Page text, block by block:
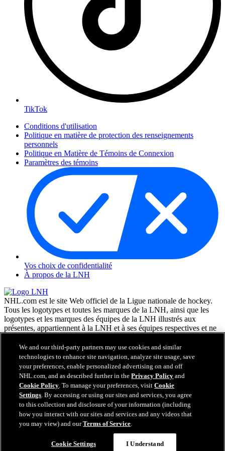
TikTok
Conditions d'utilisation
Politique en matière de protection des renseignements
personnels
Politique en Matière de Témoins de Connexion
Paramètres des témoins
Vos choix de confidentialité
À propos de la LNH
NHL.com est le site Web officiel de la Ligue nationale de hockey.
Tous les logotypes et toutes les marques de la LNH, ainsi que les
logotypes et les marques des équipes de la LNH illustrés aux
présentes, appartiennent à la LNH et à ses équipes respectives et ne
Enterprises, L.P. © LNH 2026. Tous droits réservés. Tous les
chandails d'équipe de la LNH personnalisés avec les noms des
joueurs de la LNH et leurs numéros sont officiellement sous license
de la LNH et de l'AJLNH. Le mot servant de marque Zamboni et la
configuration de la surfaceuse Zamboni sont des marques de
commerce déposées de Frank J. Zamboni & Co., Inc. © Frank J.
Zamboni & Co., Inc. 2026. Tous droits réservés. Toute autre marque
déposée ou tout droit d'auteur d'une tierce partie sont la propriété de
leurs auteurs respectifs. Tous droits réservés.
We and our third-party partners may use cookies and similar
technologies to enhance site navigation, analyze site usage, save
your preferences, enable personalized advertising on and off
NHL.com, and as described further in thePrivacy Policy and
Cookie Policy. To manage your preferences, visitCookie
Settings. By accessing or using our sites and services, you agree
to this collection and disclosure of your information (including
how you interact with our sites and services and any videos that
you may view) and ourTerms of Service.
Cookie Settings I Understand